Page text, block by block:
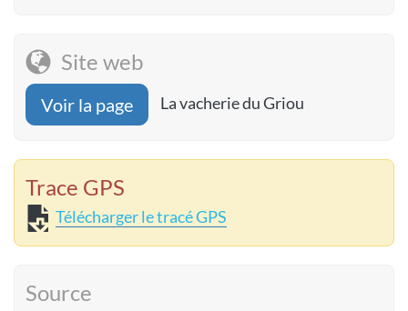
Site web
Voir la page La vacherie du Griou
Trace GPS
Télécharger le tracé GPS
Source